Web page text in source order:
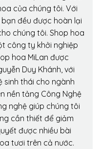
của chúng tôi. Với
đều được hoàn lại
chúng tôi. Shop hoa
công ty khởi nghiệp
hoa MiLan được
Duy Khánh, với
sinh thái cho ngành
nền tảng Công Nghệ
nghệ giúp chúng tôi
cần thiết để giảm
được nhiều bài
tươi trên cả nước.